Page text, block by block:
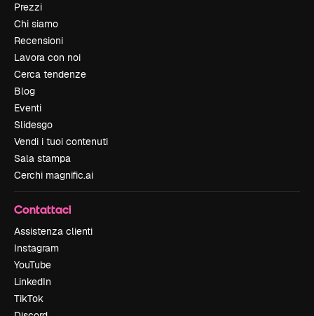
Prezzi
Chi siamo
Recensioni
Lavora con noi
Cerca tendenze
Blog
Eventi
Slidesgo
Vendi i tuoi contenuti
Sala stampa
Cerchi magnific.ai
Contattaci
Assistenza clienti
Instagram
YouTube
LinkedIn
TikTok